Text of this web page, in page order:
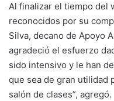
Al finalizar el tiempo del
reconocidos por su
Silva, decano de Apoyo
agradeció el esfuerzo
sido intensivo y le han
que sea de gran utilidad
salón de clases”, agregó.